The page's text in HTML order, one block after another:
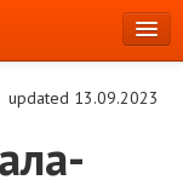
updated 13.09.2023